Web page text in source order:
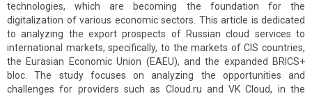
technologies, which are becoming the foundation for the
digitalization of various economic sectors. This article is dedicated
to analyzing the export prospects of Russian cloud services to
international markets, specifically, to the markets of CIS countries,
the Eurasian Economic Union (EAEU), and the expanded BRICS+
bloc. The study focuses on analyzing the opportunities and
challenges for providers such as Cloud.ru and VK Cloud, in the